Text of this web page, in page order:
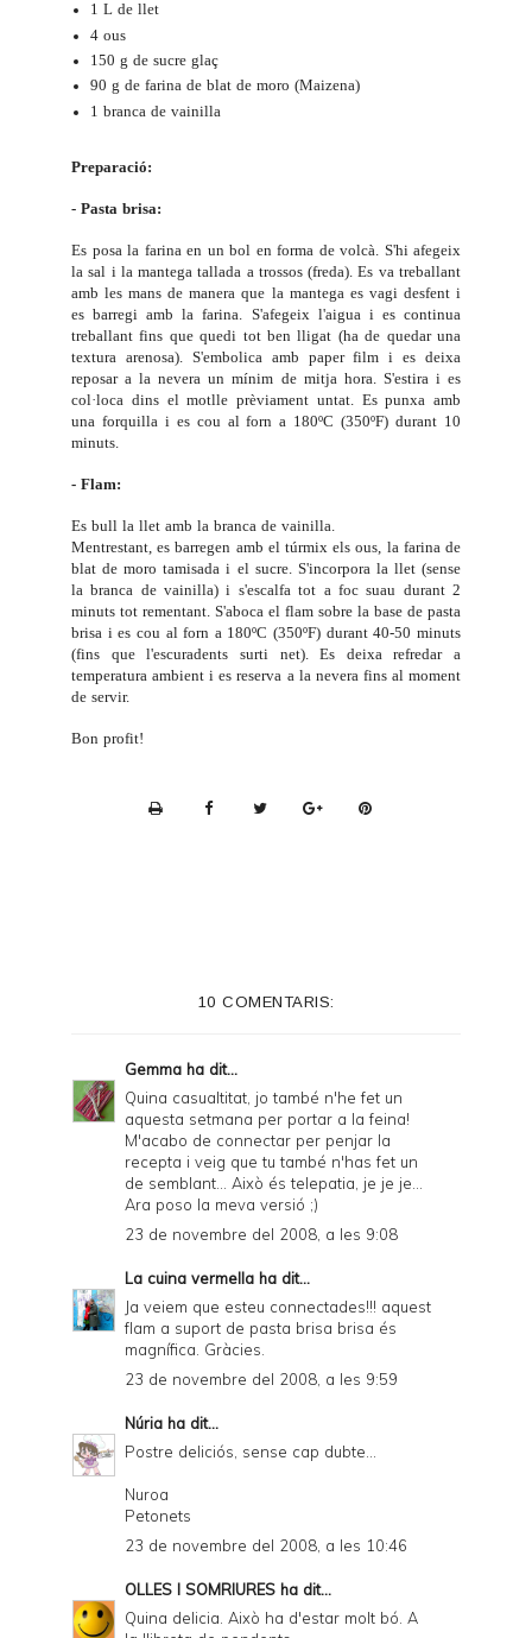
1 L de llet
4 ous
150 g de sucre glaç
90 g de farina de blat de moro (Maizena)
1 branca de vainilla
Preparació:
- Pasta brisa:
Es posa la farina en un bol en forma de volcà. S'hi afegeix
la sal i la mantega tallada a trossos (freda). Es va treballant
amb les mans de manera que la mantega es vagi desfent i
es barregi amb la farina. S'afegeix l'aigua i es continua
treballant fins que quedi tot ben lligat (ha de quedar una
textura arenosa). S'embolica amb paper film i es deixa
reposar a la nevera un mínim de mitja hora. S'estira i es
col·loca dins el motlle prèviament untat. Es punxa amb
una forquilla i es cou al forn a 180ºC (350ºF) durant 10
minuts.
- Flam:
Es bull la llet amb la branca de vainilla.
Mentrestant, es barregen amb el túrmix els ous, la farina de
blat de moro tamisada i el sucre. S'incorpora la llet (sense
la branca de vainilla) i s'escalfa tot a foc suau durant 2
minuts tot rementant. S'aboca el flam sobre la base de pasta
brisa i es cou al forn a 180ºC (350ºF) durant 40-50 minuts
(fins que l'escuradents surti net). Es deixa refredar a
temperatura ambient i es reserva a la nevera fins al moment
de servir.
Bon profit!
e
d
y
a
n
P
F
10 COMENTARIS:
Gemma ha dit...
Quina casualtitat, jo també n'he fet un
aquesta setmana per portar a la feina!
M'acabo de connectar per penjar la
recepta i veig que tu també n'has fet un
de semblant... Això és telepatia, je je je...
Ara poso la meva versió ;)
23 de novembre del 2008, a les 9:08
La cuina vermella ha dit...
Ja veiem que esteu connectades!!! aquest
flam a suport de pasta brisa brisa és
magnífica. Gràcies.
23 de novembre del 2008, a les 9:59
Núria ha dit...
Postre deliciós, sense cap dubte...
Nuroa
Petonets
23 de novembre del 2008, a les 10:46
OLLES I SOMRIURES ha dit...
Quina delicia. Això ha d'estar molt bó. A